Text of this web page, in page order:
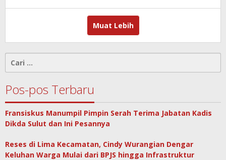
Muat Lebih
untuk:
Pos-pos Terbaru
Fransiskus Manumpil Pimpin Serah Terima Jabatan Kadis
Dikda Sulut dan Ini Pesannya
Reses di Lima Kecamatan, Cindy Wurangian Dengar
Keluhan Warga Mulai dari BPJS hingga Infrastruktur